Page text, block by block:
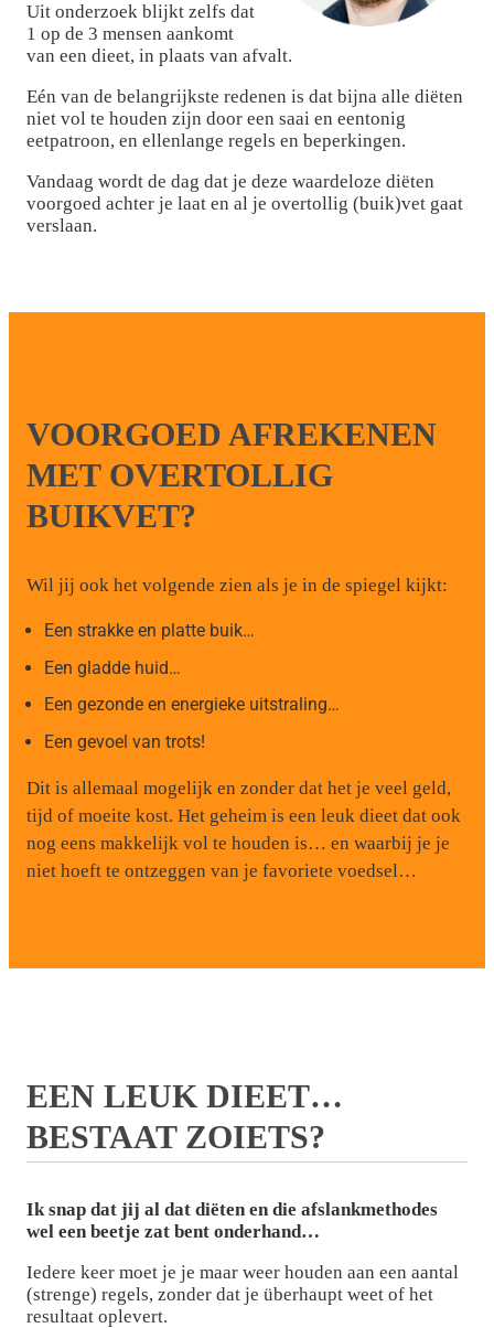
Uit onderzoek blijkt zelfs dat
1 op de 3 mensen aankomt
van een dieet, in plaats van afvalt.
Eén van de belangrijkste redenen is dat bijna alle diëten
niet vol te houden zijn door een saai en eentonig
eetpatroon, en ellenlange regels en beperkingen.
Vandaag wordt de dag dat je deze waardeloze diëten
voorgoed achter je laat en al je overtollig (buik)vet gaat
verslaan.
VOORGOED AFREKENEN
MET OVERTOLLIG
BUIKVET?
Wil jij ook het volgende zien als je in de spiegel kijkt:
Een strakke en platte buik…
Een gladde huid…
Een gezonde en energieke uitstraling…
Een gevoel van trots!
Dit is allemaal mogelijk en zonder dat het je veel geld,
tijd of moeite kost. Het geheim is een leuk dieet dat ook
nog eens makkelijk vol te houden is… en waarbij je je
niet hoeft te ontzeggen van je favoriete voedsel…
EEN LEUK DIEET…
BESTAAT ZOIETS?
Ik snap dat jij al dat diëten en die afslankmethodes
wel een beetje zat bent onderhand…
Iedere keer moet je je maar weer houden aan een aantal
(strenge) regels, zonder dat je überhaupt weet of het
resultaat oplevert.